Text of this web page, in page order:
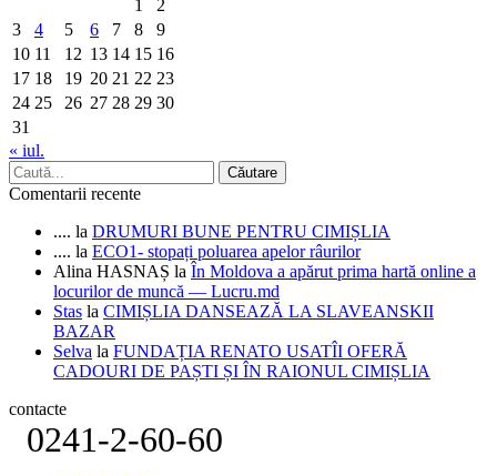
1
2
3
4 5 6 7 8
9
10 11 12 13 14 15 16
17 18 19 20 21 22 23
24 25 26 27 28 29 30
31
« iul.
Comentarii recente
.... la DRUMURI BUNE PENTRU CIMIȘLIA
.... la ECO1- stopați poluarea apelor râurilor
Alina HASNAȘ la În Moldova a apărut prima hartă online a
locurilor de muncă — Lucru.md
Stas la CIMIȘLIA DANSEAZĂ LA SLAVEANSKII
BAZAR
Selva la FUNDAȚIA RENATO USATÎI OFERĂ
CADOURI DE PAȘTI ȘI ÎN RAIONUL CIMIȘLIA
contacte
0241-2-60-60